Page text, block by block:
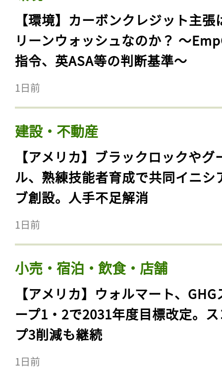
【環境】カーボンクレジット主張
リーンウォッシュなのか？ 〜
指令、英ASA等の判断基準〜
1日前
建設・不動産
【アメリカ】ブラックロックやグ
ル、熟練技能者育成で共同イニシ
ブ創設。人手不足解消
1日前
小売・宿泊・飲食・店舗
【アメリカ】ウォルマート、GHG
ープ1・2で2031年度目標改定。
プ3削減も継続
1日前